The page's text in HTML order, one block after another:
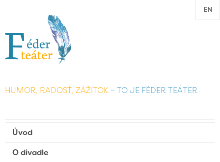
EN
HUMOR, RADOSŤ, ZÁŽITOK – TO JE FÉDER TEÁTER
Úvod
O divadle